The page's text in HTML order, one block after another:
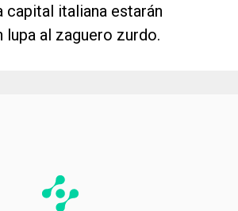
capital italiana estarán
lupa al zaguero zurdo.